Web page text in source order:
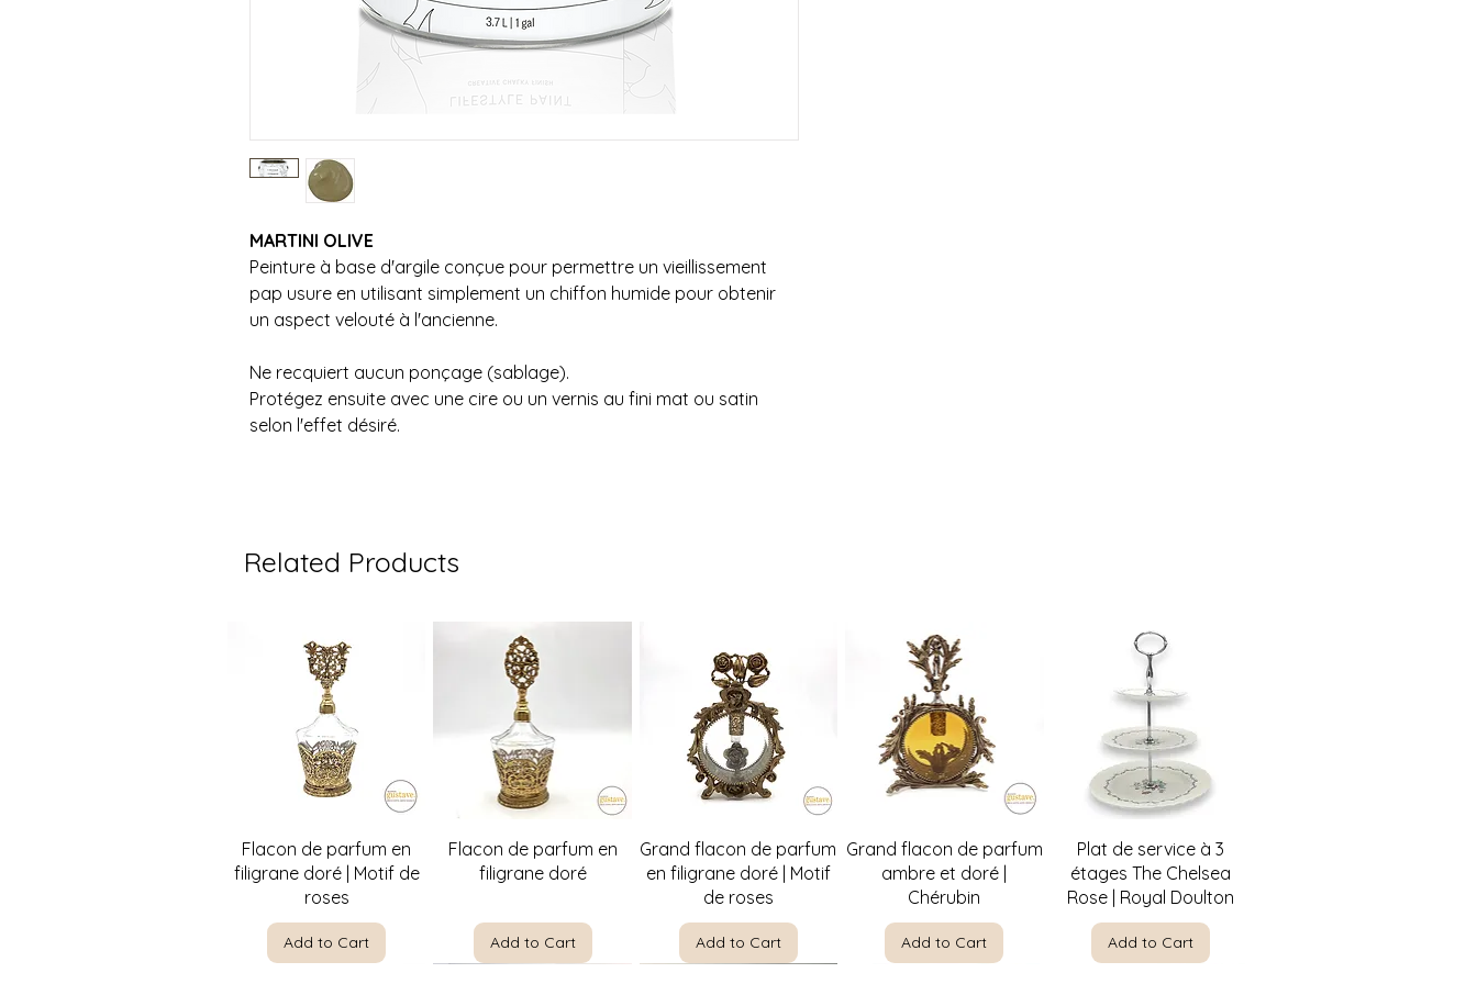
MARTINI OLIVE
Peinture à base d'argile conçue pour permettre un vieillissement
pap usure en utilisant simplement un chiffon humide pour obtenir
un aspect velouté à l'ancienne.
Ne recquiert aucun ponçage (sablage).
Protégez ensuite avec une cire ou un vernis au fini mat ou satin
selon l'effet désiré.
Related Products
Quick View
Flacon de parfum en
filigrane doré | Motif de
roses
Add to Cart
Quick View
Flacon de parfum en
filigrane doré
Add to Cart
Quick View
Grand flacon de parfum
en filigrane doré | Motif
de roses
Add to Cart
Quick View
Grand flacon de parfum
ambre et doré |
Chérubin
Add to Cart
Quick View
Plat de service à 3
étages The Chelsea
Rose | Royal Doulton
Add to Cart